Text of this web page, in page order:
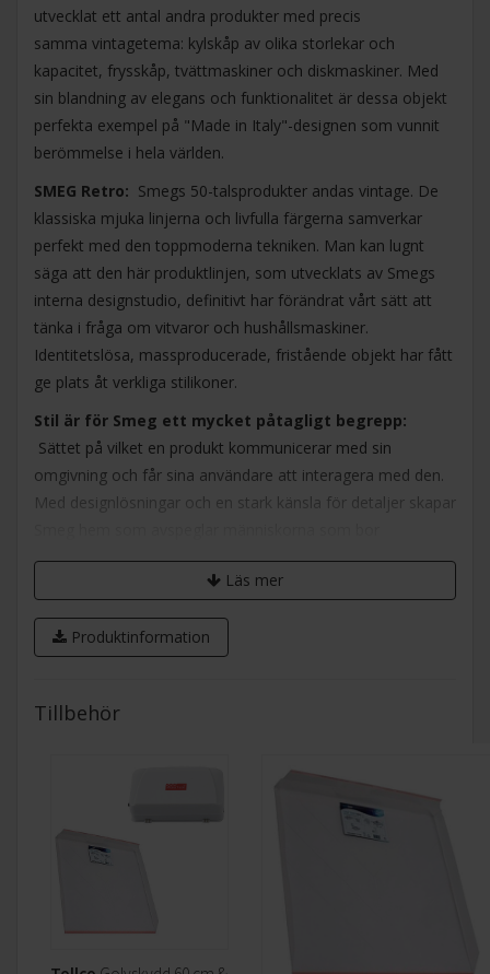
utvecklat ett antal andra produkter med precis
samma vintagetema: kylskåp av olika storlekar och
kapacitet, frysskåp, tvättmaskiner och diskmaskiner. Med
sin blandning av elegans och funktionalitet är dessa objekt
perfekta exempel på "Made in Italy"-designen som vunnit
berömmelse i hela världen.
SMEG Retro: Smegs 50-talsprodukter andas vintage. De
klassiska mjuka linjerna och livfulla färgerna samverkar
perfekt med den toppmoderna tekniken. Man kan lugnt
säga att den här produktlinjen, som utvecklats av Smegs
interna designstudio, definitivt har förändrat vårt sätt att
tänka i fråga om vitvaror och hushållsmaskiner.
Identitetslösa, massproducerade, fristående objekt har fått
ge plats åt verkliga stilikoner.
Stil är för Smeg ett mycket påtagligt begrepp:
Sättet på vilket en produkt kommunicerar med sin
omgivning och får sina användare att interagera med den.
Med designlösningar och en stark känsla för detaljer skapar
där. Vitvarorna intar en central plats, en plats där människor
kan samlas. I köket finns alla funktioner samlade och de
stunder och sammankomster.
omsorgsfull forskning om estetik och stil, har stöd från
Candeago. Kombinationen teknik och stil är Smegs nyckel
till att skapa produkter med stark varumärksimage och stor
genomslagskraft.
Läs mer
Produktinformation
Tillbehör